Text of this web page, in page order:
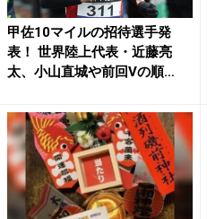
甲佐10マイルの招待選手発
表！ 世界陸上代表・近藤亮
太、小山直城や前回Vの順